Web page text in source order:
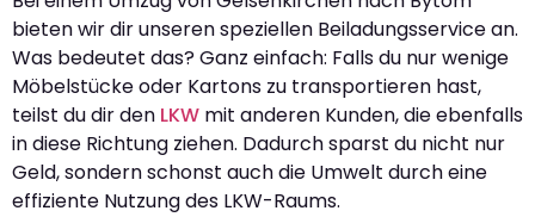
bieten wir dir unseren speziellen Beiladungsservice an.
Was bedeutet das? Ganz einfach: Falls du nur wenige
Möbelstücke oder Kartons zu transportieren hast,
teilst du dir den LKW mit anderen Kunden, die ebenfalls
in diese Richtung ziehen. Dadurch sparst du nicht nur
Geld, sondern schonst auch die Umwelt durch eine
effiziente Nutzung des LKW-Raums.